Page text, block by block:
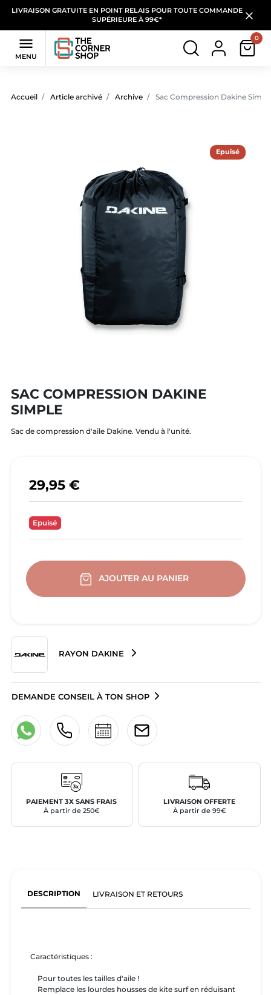
LIVRAISON GRATUITE EN POINT RELAIS POUR TOUTE COMMANDE
SUPÉRIEURE À 99€*

MENU
0
Accueil Article archivé Archive Sac Compression Dakine
Epuisé
SAC COMPRESSION DAKINE
SIMPLE
Sac de compression d'aile Dakine. Vendu à l'unité.
29,95 €
Epuisé
AJOUTER AU PANIER
RAYON DAKINE
DEMANDE CONSEIL À TON SHOP
PAIEMENT 3X SANS FRAIS
À partir de 250€
LIVRAISON OFFERTE
À partir de 99€
DESCRIPTION LIVRAISON ET RETOURS
Caractéristiques :
Pour toutes les tailles d'aile !
Remplace les lourdes housses de kite surf en réduisant